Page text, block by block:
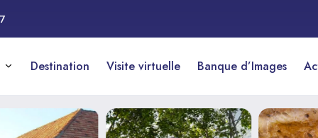
Destination Visite virtuelle Banque d’Images